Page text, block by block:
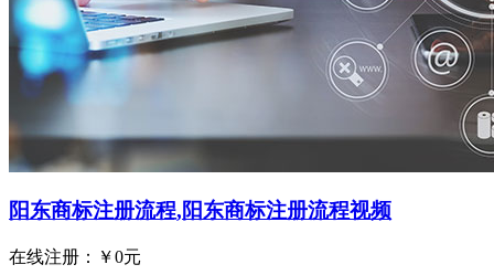
阳东商标注册流程,阳东商标注册流程视频
在线注册：￥0元